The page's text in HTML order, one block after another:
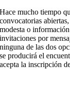
Hace mucho tiempo
convocatorias
modesta o
invitaciones por
ninguna de las dos
se producirá el
acepta la inscripción